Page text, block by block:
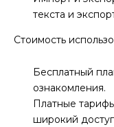
текста и
Стоимость
Бесплатный
ознакомления.
Платные
широкий